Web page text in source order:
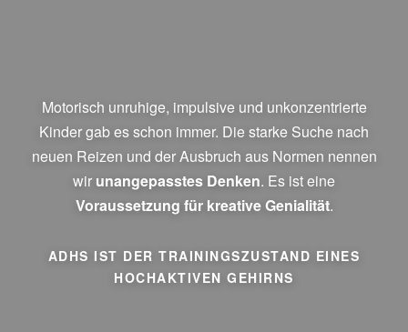
Motorisch unruhige, impulsive und unkonzentrierte
Kinder gab es schon immer. Die starke Suche nach
neuen Reizen und der Ausbruch aus Normen nennen
wir unangepasstes Denken. Es ist eine
Voraussetzung für kreative Genialität.
ADHS IST DER TRAININGSZUSTAND EINES
HOCHAKTIVEN GEHIRNS